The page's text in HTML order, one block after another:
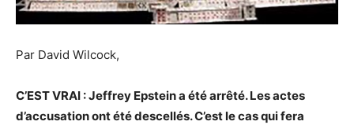
Par David Wilcock,
C’EST VRAI : Jeffrey Epstein a été arrêté. Les actes
d’accusation ont été descellés. C’est le cas qui fera